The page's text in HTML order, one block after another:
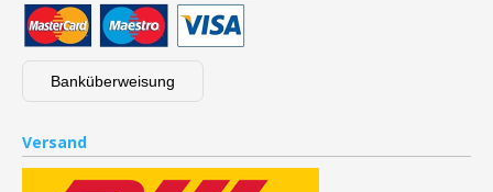
Banküberweisung
Versand